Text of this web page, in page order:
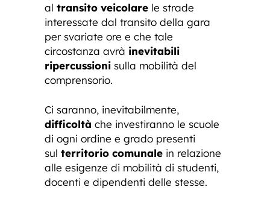
al transito veicolare le strade
interessate dal transito della gara
per svariate ore e che tale
circostanza avrà inevitabili
ripercussioni sulla mobilità del
comprensorio.
Ci saranno, inevitabilmente,
difficoltà che investiranno le scuole
di ogni ordine e grado presenti
sul territorio comunale in relazione
alle esigenze di mobilità di studenti,
docenti e dipendenti delle stesse.